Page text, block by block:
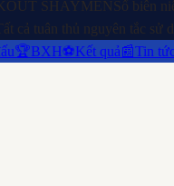
SHAYMENSổ biên
cả tuân thủ nguyên tắc sử
🏆BXH⚽Kết quả📰Tin